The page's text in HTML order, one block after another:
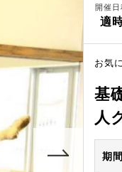
開催日
適
お気
基
人
期間